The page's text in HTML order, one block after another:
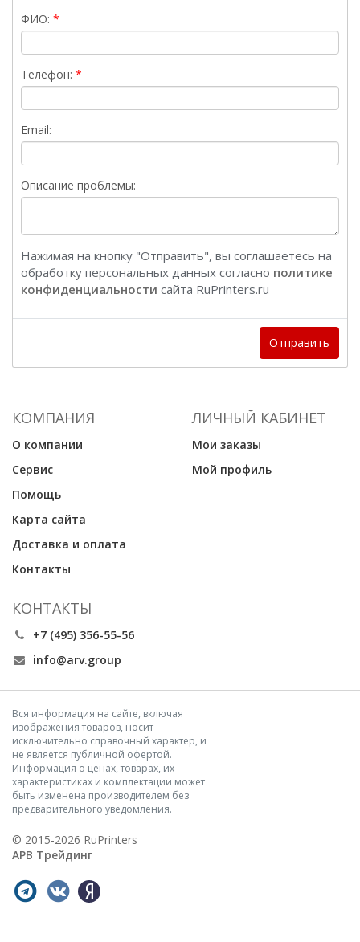
ФИО:
Телефон:
Email:
Описание проблемы:
Нажимая на кнопку "Отправить", вы соглашаетесь на
обработку персональных данных согласно политике
конфиденциальности сайта RuPrinters.ru
Отправить
КОМПАНИЯ
О компании
Сервис
Помощь
Карта сайта
Доставка и оплата
Контакты
ЛИЧНЫЙ КАБИНЕТ
Мои заказы
Мой профиль
КОНТАКТЫ
+7 (495) 356-55-56
info@arv.group
Вся информация на сайте, включая
изображения товаров, носит
исключительно справочный характер, и
не является публичной офертой.
Информация о ценах, товарах, их
характеристиках и комплектации может
быть изменена производителем без
предварительного уведомления.
© 2015-2026 RuPrinters
АРВ Трейдинг